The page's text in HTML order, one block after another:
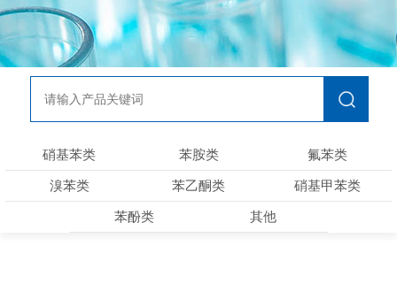
硝基苯类 苯胺类 氟苯类
溴苯类 苯乙酮类 硝基甲苯类
苯酚类 其他